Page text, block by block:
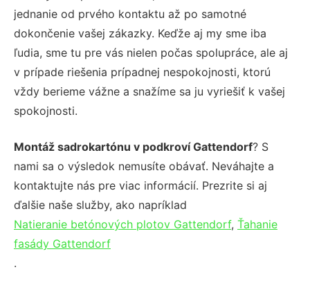
jednanie od prvého kontaktu až po samotné
dokončenie vašej zákazky. Keďže aj my sme iba
ľudia, sme tu pre vás nielen počas spolupráce, ale aj
v prípade riešenia prípadnej nespokojnosti, ktorú
vždy berieme vážne a snažíme sa ju vyriešiť k vašej
spokojnosti.
Montáž sadrokartónu v podkroví Gattendorf? S
nami sa o výsledok nemusíte obávať. Neváhajte a
kontaktujte nás pre viac informácií. Prezrite si aj
ďalšie naše služby, ako napríklad
Natieranie betónových plotov Gattendorf, Ťahanie
fasády Gattendorf
.